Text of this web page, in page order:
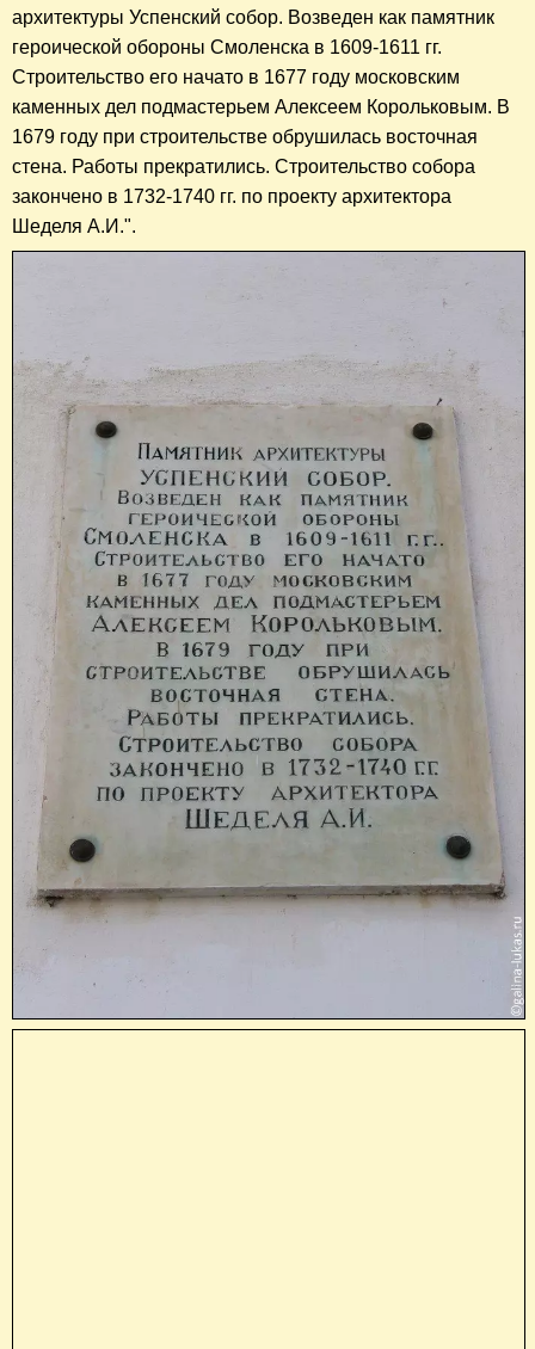
архитектуры Успенский собор. Возведен как памятник
героической обороны Смоленска в 1609-1611 гг.
Строительство его начато в 1677 году московским
каменных дел подмастерьем Алексеем Корольковым. В
1679 году при строительстве обрушилась восточная
стена. Работы прекратились. Строительство собора
закончено в 1732-1740 гг. по проекту архитектора
Шеделя А.И.".